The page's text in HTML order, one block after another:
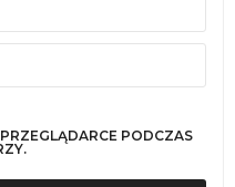
PODCZAS